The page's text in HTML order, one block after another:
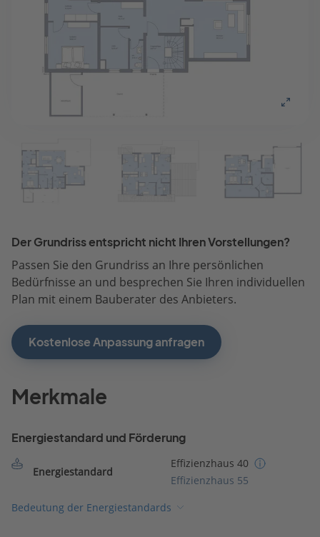
Der Grundriss entspricht nicht Ihren Vorstellungen?
Passen Sie den Grundriss an Ihre persönlichen
Bedürfnisse an und besprechen Sie Ihren individuellen
Plan mit einem Bauberater des Anbieters.
Kostenlose Anpassung anfragen
Merkmale
Energiestandard und Förderung
Energiestandard
Effizienzhaus 40
Effizienzhaus 55
Bedeutung der Energiestandards